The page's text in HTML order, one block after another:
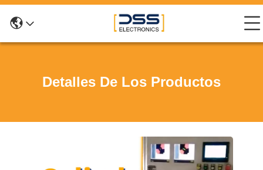
Detalles De Los Productos